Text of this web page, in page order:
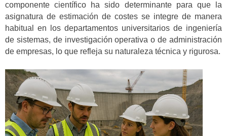
componente científico ha sido determinante para que la
asignatura de estimación de costes se integre de manera
habitual en los departamentos universitarios de ingeniería
de sistemas, de investigación operativa o de administración
de empresas, lo que refleja su naturaleza técnica y rigurosa.